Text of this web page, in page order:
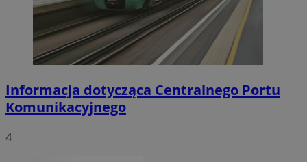
Informacja dotycząca Centralnego Portu
Komunikacyjnego
4